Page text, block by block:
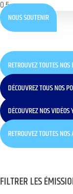
NOUS SOUTENIR
RETROUVEZ TOUTES
DÉCOUVREZ TOUS NOS
DÉCOUVREZ NOS
RETROUVEZ TOUTES
FILTRER LES